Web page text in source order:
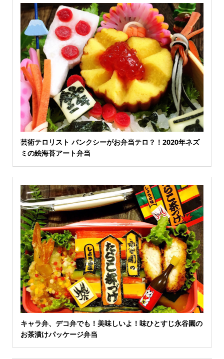
芸術テロリスト バンクシーがお弁当テロ？！2020年ネズ
ミの絵海苔アート弁当
キャラ弁、デコ弁でも！美味しいよ！味ひとすじ永谷園の
お茶漬けパッケージ弁当